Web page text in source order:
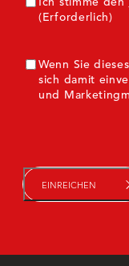
(Erforderlich)
Wenn Sie
sich damit
und